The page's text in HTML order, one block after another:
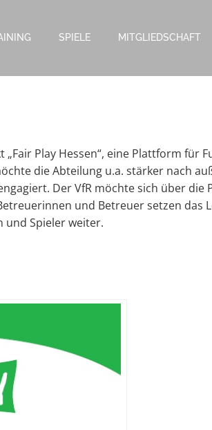
SPIELE MITGLIEDSCHAFT
Play Hessen“, eine Plattform für
die Abteilung u.a. stärker nach
Der VfR möchte sich über
und Betreuer setzen das
und Spieler weiter.